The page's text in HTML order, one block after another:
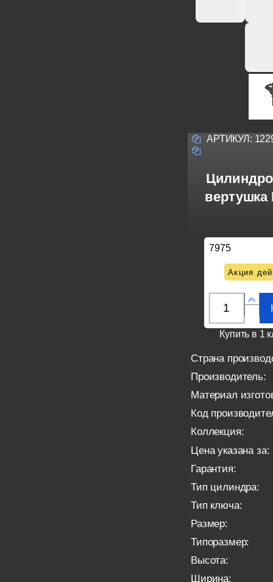
АРТИКУЛ:
вертушка
7975
Акция
Купить в 1
Страна
Производитель:
Материал
Код
Коллекция:
Цена указана за:
Гарантия:
Тип цилиндра:
Тип ключа:
Размер:
Типоразмер:
Высота:
Ширина: